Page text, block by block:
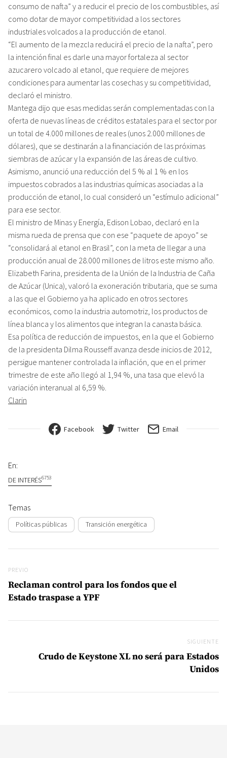
consumo de nafta” y a reducir el precio de los combustibles, así
como dotar de mayor competitividad a los sectores
industriales volcados a la producción de etanol.
“El aumento de la mezcla reducirá el precio de la nafta”, pero
la intención final es darle una mayor fortaleza al sector
azucarero volcado al etanol, que requiere de mejores
condiciones para aumentar las cosechas y su competitividad,
declaró el ministro.
Mantega dijo que esas medidas serán complementadas con la
oferta de nuevas líneas de créditos estatales para el sector por
un total de 4.000 millones de reales (unos 2.000 millones de
dólares), que se destinarán a la financiación de las próximas
siembras de azúcar y la expansión de las áreas de cultivo.
Asimismo, anunció una reducción del 5 % al 1 % en los
impuestos cobrados a las industrias químicas asociadas a la
producción de etanol, lo cual consideró un “estímulo adicional”
para ese sector.
El ministro de Minas y Energía, Edison Lobao, declaró en la
misma rueda de prensa que con ese “paquete de apoyo” se
“consolidará al etanol en Brasil”, con la meta de llegar a una
producción anual de 28.000 millones de litros este mismo año.
Elizabeth Farina, presidenta de la Unión de la Industria de Caña
de Azúcar (Unica), valoró la exoneración tributaria, que se suma
a las que el Gobierno ya ha aplicado en otros sectores
económicos, como la industria automotriz, los productos de
línea blanca y los alimentos que integran la canasta básica.
Esa política de reducción de impuestos, en la que el Gobierno
de la presidenta Dilma Rousseff avanza desde inicios de 2012,
persigue mantener controlada la inflación, que en el primer
trimestre de este año llegó al 1,94 %, una tasa que elevó la
variación interanual al 6,59 %.
Clarin
Facebook Twitter Email
En:
DE INTERÉS6753
Temas
Políticas públicas Transición energética
Previo
PREVIO
Reclaman control para los fondos que el
Estado traspase a YPF
SIGUIENTE
Crudo de Keystone XL no será para Estados
Unidos